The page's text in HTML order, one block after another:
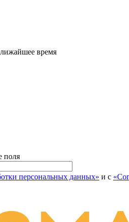
время
поля
персональных данных» и с